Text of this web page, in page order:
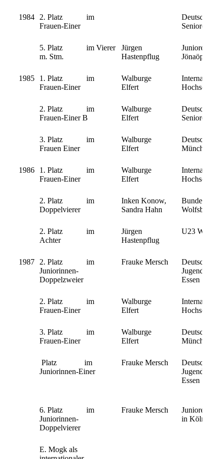
1984
2. Platz im
Frauen-Einer
Deutsche
5. Platz im Vierer
m. Stm.
Jürgen
Hastenpflug
Junioren-
Jönaöping/
1985
1. Platz im
Frauen-Einer
Walburge
Elfert
2. Platz im
Frauen-Einer B
Walburge
Elfert
Deutsche
3. Platz im
Frauen Einer
Walburge
Elfert
Deutsche
München
1986
1. Platz im
Frauen-Einer
Walburge
Elfert
2. Platz im
Doppelvierer
Inken Konow,
Sandra Hahn
Wolfsburg
2. Platz im
Achter
Jürgen
Hastenpflug
U23 WM in
1987
2. Platz im
Juniorinnen-
Doppelzweier
Frauke Mersch
Deutsche
Essen
2. Platz im
Frauen-Einer
Walburge
Elfert
3. Platz im
Frauen-Einer
Walburge
Elfert
Deutsche
München
Platz im
Juniorinnen-Einer
Frauke Mersch
Deutsche
Essen
6. Platz im
Juniorinnen-
Doppelvierer
Frauke Mersch
Junioren
in Köln
E. Mogk als